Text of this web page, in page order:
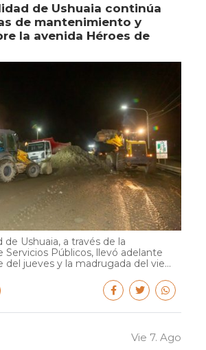
de Ushuaia continúa
de mantenimiento y
la avenida Héroes de
de Ushuaia, a través de la
Servicios Públicos, llevó adelante
del jueves y la madrugada del vie...
Vie 7. Ago